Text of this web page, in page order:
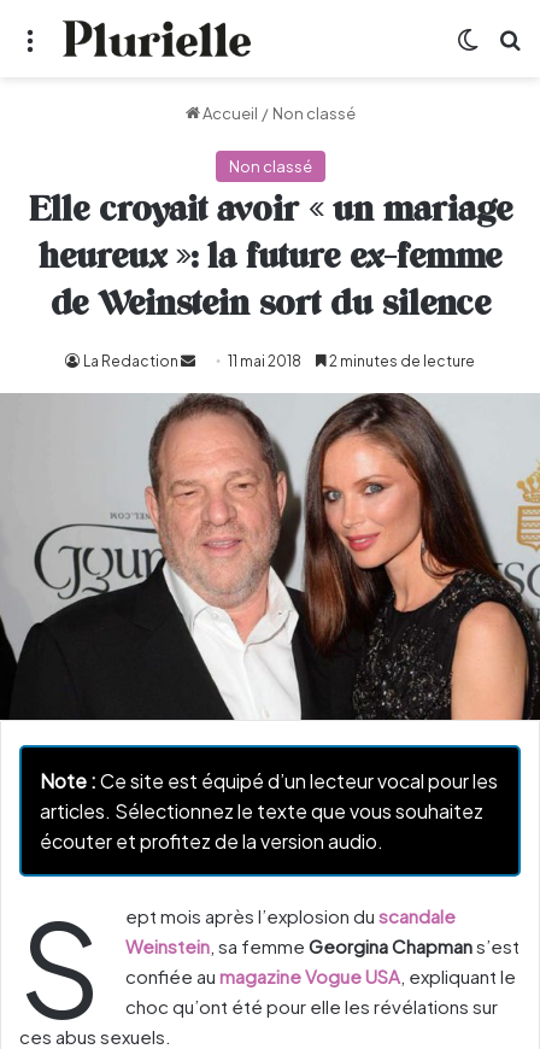
Menu
Accueil / Non classé
Non classé
Elle croyait avoir « un mariage
heureux »: la future ex-femme
de Weinstein sort du silence
La Redaction
Envoyer
un
courriel
11 mai 2018 2 minutes de lecture
Note :Ce site est équipé d’un lecteur vocal pour les
articles. Sélectionnez le texte que vous souhaitez
écouter et profitez de la version audio.
S ept mois après l’explosion du scandale
Weinstein , sa femme Georgina Chapmans’est
confiée au magazine Vogue USA , expliquant le
choc qu’ont été pour elle les révélations sur
ces abus sexuels.